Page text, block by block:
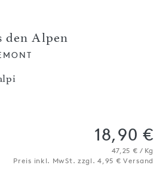
den Alpen
18,90 €
47,25 € / Kg
Preis inkl. MwSt. zzgl. 4,95 € Versand